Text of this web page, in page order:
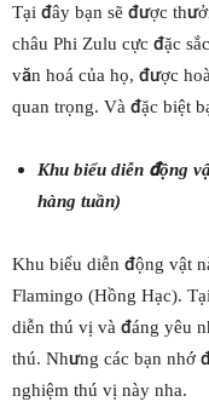
Tại đây bạn sẽ được
châu Phi Zulu cực đặc
văn hoá của họ, được
quan trọng. Và đặc biệt
Khu biểu diễn động
hàng tuần)
Khu biểu diễn động vật
Flamingo (Hồng Hạc).
diễn thú vị và đáng yêu
thú. Nhưng các bạn nhớ
nghiệm thú vị này nha.